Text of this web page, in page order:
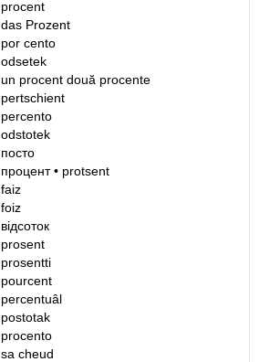
procent
das Prozent
por cento
odsetek
un procentdouă procente
pertschient
percento
odstotek
посто
процент• protsent
faiz
foiz
відсоток
prosent
prosentti
pourcent
percentuâl
postotak
procento
sa cheud